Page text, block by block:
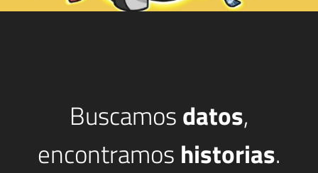
Buscamosdatos,
encontramos historias.